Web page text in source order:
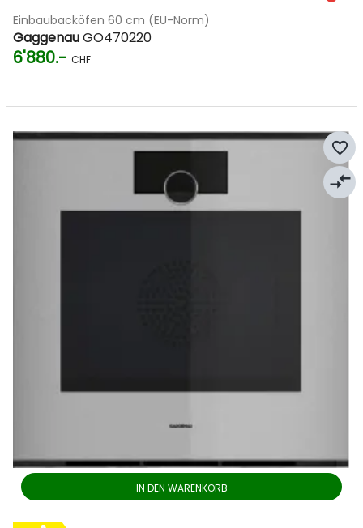
Einbaubacköfen 60 cm (EU-Norm)
GaggenauGO470220
6'880.- CHF
IN DEN WARENKORB
favorite_border
compare_arrows